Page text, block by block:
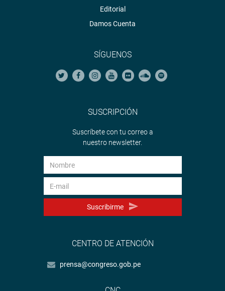
Editorial
Damos Cuenta
SÍGUENOS
SUSCRIPCIÓN
Suscríbete con tu correo a
nuestro newsletter.
Suscribirme
CENTRO DE ATENCIÓN
prensa@congreso.gob.pe